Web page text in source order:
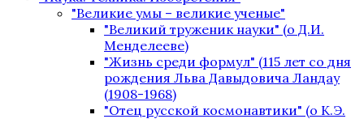
"Великие умы – великие ученые"
"Великий труженик науки" (о Д.И.
Менделееве)
"Жизнь среди формул" (115 лет со дня
рождения Льва Давыдовича Ландау
(1908-1968)
"Отец русской космонавтики" (о К.Э.